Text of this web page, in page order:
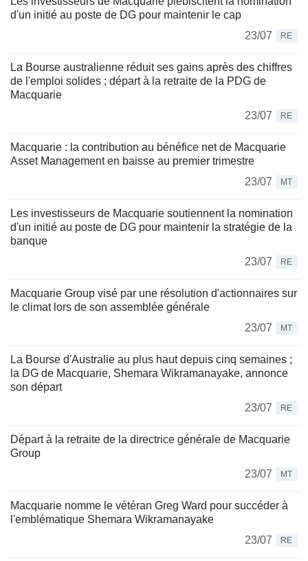
d'un initié au poste de DG pour maintenir le cap
23/07
RE
La Bourse australienne réduit ses gains après des chiffres
de l'emploi solides ; départ à la retraite de la PDG de
Macquarie
23/07
RE
Macquarie : la contribution au bénéfice net de Macquarie
Asset Management en baisse au premier trimestre
23/07
MT
Les investisseurs de Macquarie soutiennent la nomination
d'un initié au poste de DG pour maintenir la stratégie de la
banque
23/07
RE
Macquarie Group visé par une résolution d'actionnaires sur
le climat lors de son assemblée générale
23/07
MT
La Bourse d'Australie au plus haut depuis cinq semaines ;
la DG de Macquarie, Shemara Wikramanayake, annonce
son départ
23/07
RE
Départ à la retraite de la directrice générale de Macquarie
Group
23/07
MT
Macquarie nomme le vétéran Greg Ward pour succéder à
l'emblématique Shemara Wikramanayake
23/07
RE